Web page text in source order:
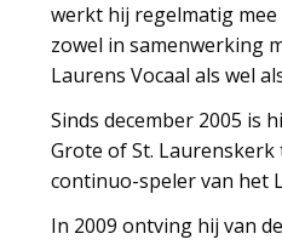
werkt hij regelmatig
zowel in samenwerking
Laurens Vocaal als wel
Sinds december 2005 is
Grote of St.
continuo-speler van het
In 2009 ontving hij van